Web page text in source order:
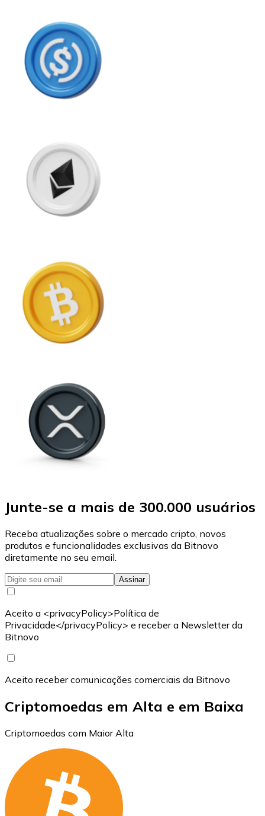
Junte-se a mais de 300.000 usuários
Receba atualizações sobre o mercado cripto, novos
produtos e funcionalidades exclusivas da Bitnovo
diretamente no seu email.
Assinar
Aceito a <privacyPolicy>Política de
Privacidade</privacyPolicy> e receber a Newsletter da
Bitnovo
Aceito receber comunicações comerciais da Bitnovo
Criptomoedas em Alta e em Baixa
Criptomoedas com Maior Alta